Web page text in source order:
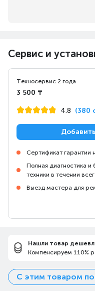
Сервис и
Техносервис 2 года
3 500 ₸
4.8 (380
Сертификат гарантии
Полная диагностика
техники в течении
Выезд мастера для
Нашли товар
Компенсируем 110%
С этим товаром